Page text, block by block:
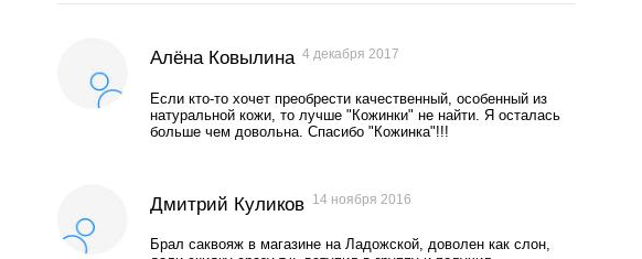
Алёна Ковылина 4 декабря 2017
Если кто-то хочет преобрести качественный, особенный из
натуральной кожи, то лучше "Кожинки" не найти. Я осталась
больше чем довольна. Спасибо "Кожинка"!!!
Дмитрий Куликов 14 ноября 2016
Брал саквояж в магазине на Ладожской, доволен как слон,